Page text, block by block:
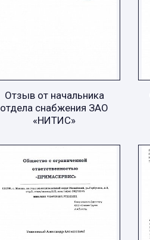
Отзыв от начальника
отдела снабжения ЗАО
«НИТИС»